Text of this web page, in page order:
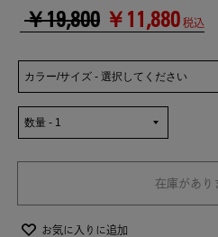
￥19,800 ￥11,880 税込
在庫があり
お気に入りに追加